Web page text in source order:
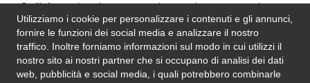
Se l'informazione in questa pagina non è corretta, aggiornata
e completa,inviaci una nota. Grazie!
Please note: We do not represent the above
organization/service: send any inquiry or complaint directly to
it. Please do not send us CVs or applications!
Utilizziamo i cookie per personalizzare i contenuti e gli annunci,
fornire le funzioni dei social media e analizzare il nostro
traffico. Inoltre forniamo informazioni sul modo in cui utilizzi il
nostro sito ai nostri partner che si occupano di analisi dei dati
web, pubblicità e social media, i quali potrebbero combinarle